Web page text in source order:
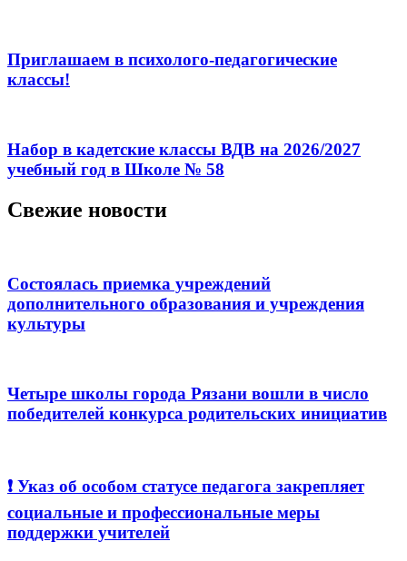
Приглашаем в психолого-педагогические
классы!
Набор в кадетские классы ВДВ на 2026/2027
учебный год в Школе № 58
Свежие новости
Состоялась приемка учреждений
дополнительного образования и учреждения
культуры
Четыре школы города Рязани вошли в число
победителей конкурса родительских инициатив
❗️ Указ об особом статусе педагога закрепляет
социальные и профессиональные меры
поддержки учителей